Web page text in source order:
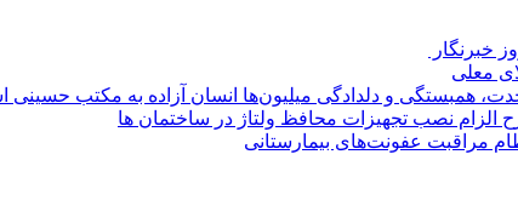
خبرنگار
معلی
همبستگی و دلدادگی میلیون‌ها انسان آزاده به مکتب
الزام نصب تجهیزات محافظ ولتاژ در ساختمان ها
مراقبت عفونت‌های بیمارستانی